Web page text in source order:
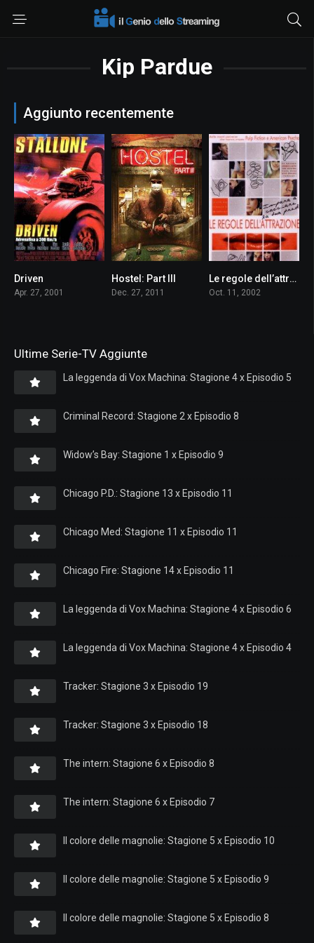
Kip Pardue
Aggiunto recentemente
Driven
Apr. 27, 2001
Hostel: Part III
Dec. 27, 2011
6.7Le regole dell’attrazione
Oct. 11, 2002
Ultime Serie-TV Aggiunte
La leggenda di Vox Machina: Stagione 4 x Episodio 5
Criminal Record: Stagione 2 x Episodio 8
Widow’s Bay: Stagione 1 x Episodio 9
Chicago P.D.: Stagione 13 x Episodio 11
Chicago Med: Stagione 11 x Episodio 11
Chicago Fire: Stagione 14 x Episodio 11
La leggenda di Vox Machina: Stagione 4 x Episodio 6
La leggenda di Vox Machina: Stagione 4 x Episodio 4
Tracker: Stagione 3 x Episodio 19
Tracker: Stagione 3 x Episodio 18
The intern: Stagione 6 x Episodio 8
The intern: Stagione 6 x Episodio 7
Il colore delle magnolie: Stagione 5 x Episodio 10
Il colore delle magnolie: Stagione 5 x Episodio 9
Il colore delle magnolie: Stagione 5 x Episodio 8